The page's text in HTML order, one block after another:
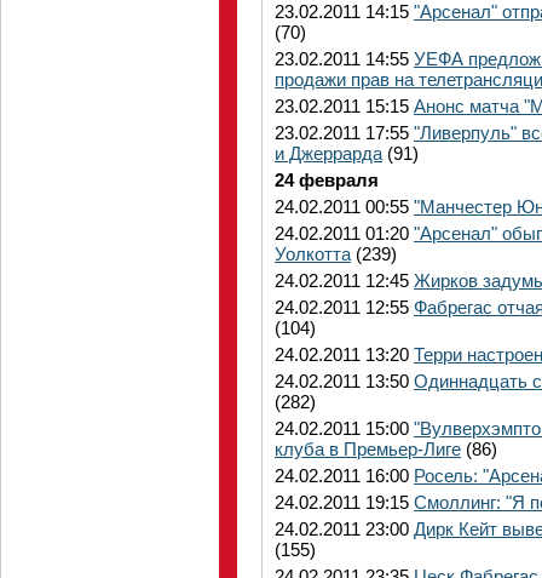
23.02.2011 14:15 "Арсенал"
(70)
23.02.2011 14:55 УЕФА
продажи прав на
23.02.2011 15:15 Анонс матча
23.02.2011 17:55 "Ливерпуль"
и Джеррарда (91)
24 февраля
24.02.2011 00:55 "Манчестер
24.02.2011 01:20 "Арсенал"
Уолкотта (239)
24.02.2011 12:45 Жирков
24.02.2011 12:55 Фабрегас
(104)
24.02.2011 13:20 Терри
24.02.2011 13:50 Одиннадцать
(282)
24.02.2011 15:00
клуба в Премьер-Лиге (86)
24.02.2011 16:00 Росель:
24.02.2011 19:15 Смоллинг: "Я
24.02.2011 23:00 Дирк Кейт
(155)